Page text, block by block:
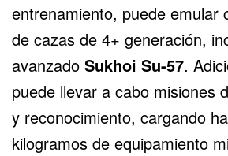
entrenamiento, puede emular
de cazas de 4+ generación,
avanzado Sukhoi Su-57.
puede llevar a cabo misiones
y reconocimiento, cargando
kilogramos de equipamiento